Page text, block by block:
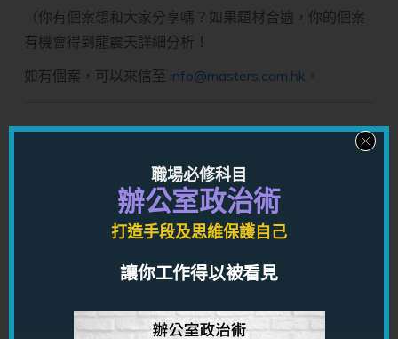
（你有個案想和大家分享嗎？如果題材合適，你的個案
有機會得到龍震天詳細分析！
如有個案，可以來信至 info@masters.com.hk 。
利？
大部份都不是運不好，而是你不清楚問題的解決方法
；方法不通，任你有多大努力都沒有用處。
龍震天有以下一對一命理，咨詢，風水服務，可以幫助你
突破現時困境，找到解決方法，幫你改變人生：
職場必修科目
辦公室政治術
打造手段及思維保護自己
讓你工作得以被看見